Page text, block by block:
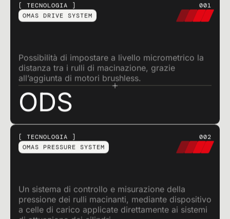
TECNOLOGIA
001
OMAS DRIVE SYSTEM
Possibilità di impostare a livello micrometrico la
distanza tra i rulli di macinazione, grazie
all’aggiunta di motori brushless.
ODS
TECNOLOGIA
002
OMAS PRESSURE SYSTEM
Un sistema di controllo e misurazione della
pressione dei rulli macinanti, mediante dispositivo
a celle di carico applicate direttamente ai sistemi